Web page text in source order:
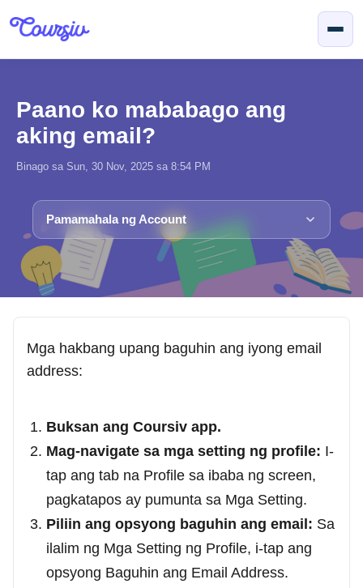
Paano ko mababago ang
aking email?
Binago sa Sun, 30 Nov, 2025 sa 8:54 PM
Pamamahala ng Account
Mga hakbang upang baguhin ang iyong email
address:
Buksan ang Coursiv app.
Mag-navigate sa mga setting ng profile: I-
tap ang tab na Profile sa ibaba ng screen,
pagkatapos ay pumunta sa Mga Setting.
Piliin ang opsyong baguhin ang email: Sa
ilalim ng Mga Setting ng Profile, i-tap ang
opsyong Baguhin ang Email Address.